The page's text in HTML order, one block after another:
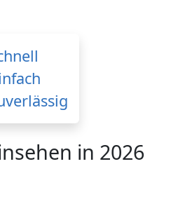
in 2026